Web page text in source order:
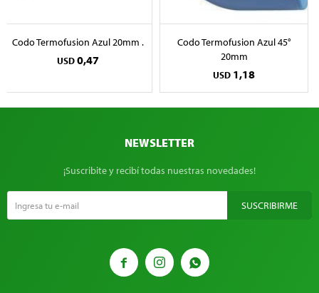
Codo Termofusion Azul 20mm .
USD0,47
Codo Termofusion Azul 45°
20mm
USD 1,18
  
NEWSLETTER
¡Suscribite y recibí todas nuestras novedades!
SUSCRIBIRME